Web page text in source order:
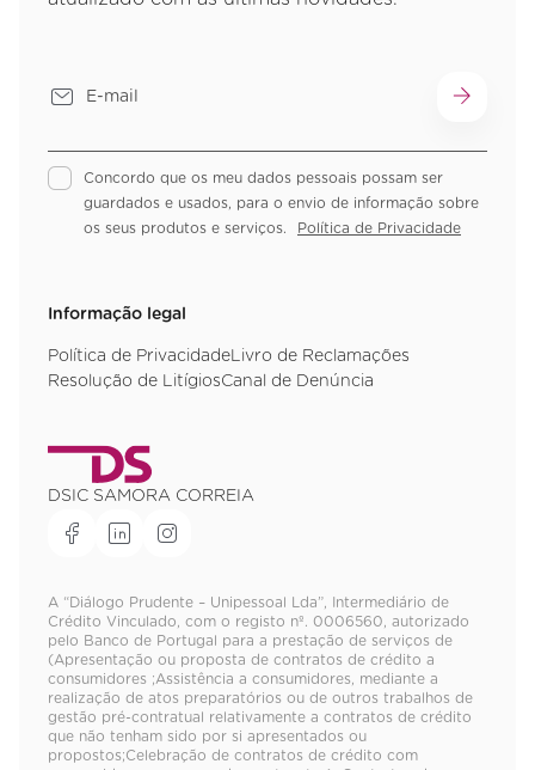
os seus produtos e serviços.
Política de Privacidade
Informação legal
Política de PrivacidadeLivro de Reclamações
A “Diálogo Prudente – Unipessoal Lda”, Intermediário de
Crédito Vinculado, com o registo nº. 0006560, autorizado
(Apresentação ou proposta de contratos de crédito a
que não tenham sido por si apresentados ou
propostos;Celebração de contratos de crédito com
consumidores em nome dos mutuantes). Contratos de
crédito abrangidos: Crédito à habitação e Crédito aos
consumidores. Mutuantes ou grupos de mutuantes com quem
mantém contrato de vinculação: UNICRE - INSTITUIÇÃO
FINANCEIRA DE CRÉDITO, S.A.;BANCO SANTANDER TOTTA,
S.A.;CAIXA GERAL DE DEPÓSITOS, S.A.;BANKINTER, S.A. -
SUCURSAL EM PORTUGAL;BANCO CTT, S.A.;BANCO BPI